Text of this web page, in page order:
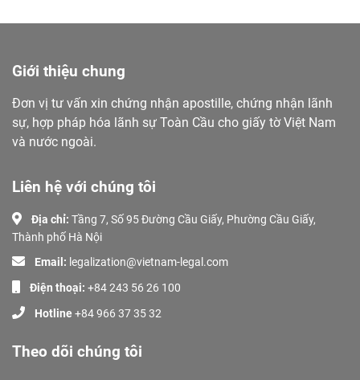
Giới thiệu chung
Đơn vị tư vấn xin chứng nhận apostille, chứng nhận lãnh
sự, hợp pháp hóa lãnh sự Toàn Cầu cho giấy tờ Việt Nam
và nước ngoài.
Liên hệ với chúng tôi
Địa chỉ: Tầng 7, Số 95 Đường Cầu Giấy, Phường Cầu Giấy,
Thành phố Hà Nội
Email: legalization@vietnam-legal.com
Điện thoại: +84 243 56 26 100
Hotline+84 966 37 35 32
Theo dõi chúng tôi